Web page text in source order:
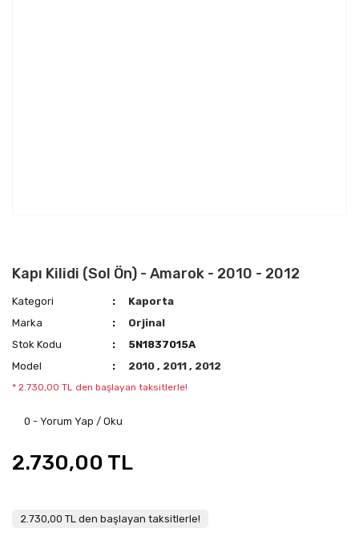
Kapı Kilidi (Sol Ön) - Amarok - 2010 - 2012
Kategori
Kaporta
Marka
Orjinal
Stok Kodu
5N1837015A
Model
2010, 2011, 2012
* 2.730,00 TL den başlayan taksitlerle!
0 - Yorum Yap / Oku
2.730,00 TL
2.730,00 TL den başlayan taksitlerle!